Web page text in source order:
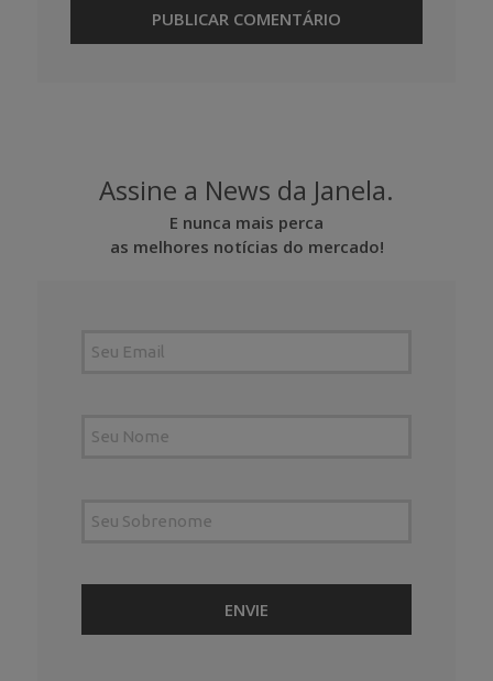
Assine a News da Janela.
E nunca mais perca
as melhores notícias do mercado!